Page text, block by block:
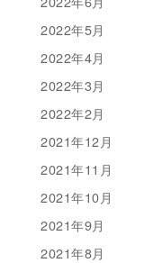
2022年5月
2022年4月
2022年3月
2022年2月
2021年12月
2021年11月
2021年10月
2021年9月
2021年8月